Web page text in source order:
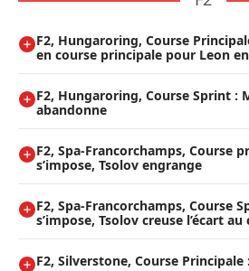
F2, Hungaroring, Course
en course principale pour Leon
F2, Hungaroring, Course Sprint :
abandonne
F2, Spa-Francorchamps, Course
s’impose, Tsolov engrange
F2, Spa-Francorchamps, Course
s’impose, Tsolov creuse l’écart
F2, Silverstone, Course